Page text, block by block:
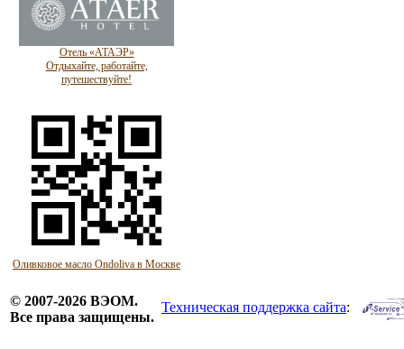
Отель «АТАЭР»
Отдыхайте, работайте,
путешествуйте!
Оливковое масло Ondoliva в Москве
© 2007-2026 ВЭОМ.
Все права защищены.
Техническая поддержка сайта: